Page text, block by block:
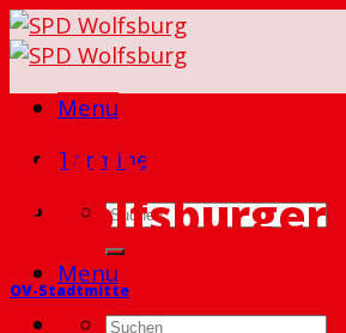
Skip
to
Menu
Termine
Menu
Täglicher
OV-Stadtmitte